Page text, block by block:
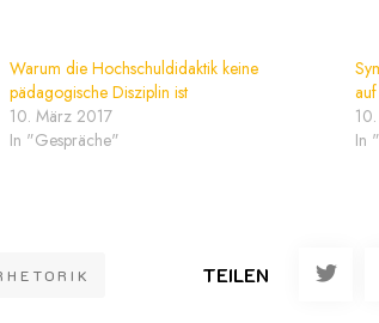
Warum die Hochschuldidaktik keine
pädagogische Disziplin ist
10. März 2017
In "Gespräche"
In
TEILEN